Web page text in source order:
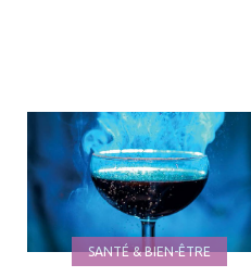
à
mes
favoris
SANTÉ & BIEN-ÊTRE